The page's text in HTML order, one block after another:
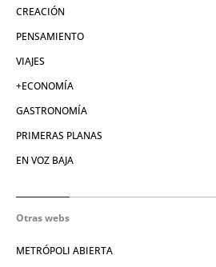
CREACIÓN
PENSAMIENTO
VIAJES
+ECONOMÍA
GASTRONOMÍA
PRIMERAS PLANAS
EN VOZ BAJA
Otras webs
METRÓPOLI ABIERTA